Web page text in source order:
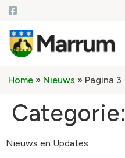
Home » Nieuws » Pagina 3
Categorie:
Nieuws en Updates